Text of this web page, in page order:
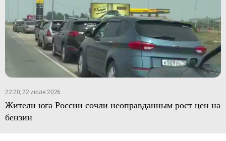
22:20, 22 июля 2026
Жители юга России сочли неоправданным рост цен на
бензин